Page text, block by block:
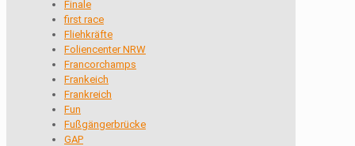
Finale
first race
Fliehkräfte
Foliencenter NRW
Francorchamps
Frankeich
Frankreich
Fun
Fußgängerbrücke
GAP